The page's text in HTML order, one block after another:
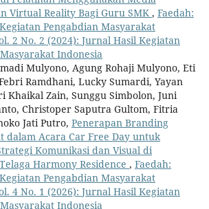
Virtual Reality Bagi Guru SMK , Faedah:
Pengabdian Masyarakat
2 No. 2 (2024): Jurnal Hasil Kegiatan
Indonesia
Mulyono, Agung Rohaji Mulyono, Eti
Ramdhani, Lucky Sumardi, Yayan
Khaikal Zain, Sunggu Simbolon, Juni
Christoper Saputra Gultom, Fitria
Jati Putro, Penerapan Branding
dalam Acara Car Free Day untuk
Komunikasi dan Visual di
Harmony Residence , Faedah:
Pengabdian Masyarakat
4 No. 1 (2026): Jurnal Hasil Kegiatan
Indonesia